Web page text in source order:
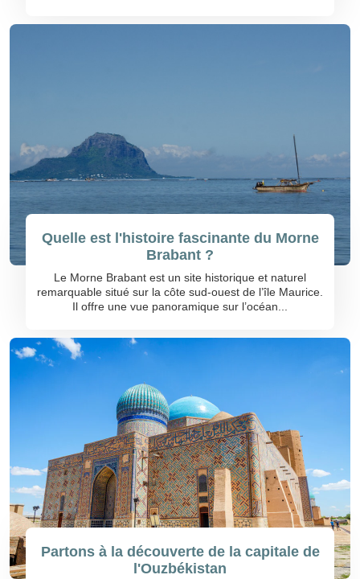
Quelle est l'histoire fascinante du Morne
Brabant ?
Le Morne Brabant est un site historique et naturel
remarquable situé sur la côte sud-ouest de l’île Maurice.
Il offre une vue panoramique sur l’océan...
Partons à la découverte de la capitale de
l'Ouzbékistan